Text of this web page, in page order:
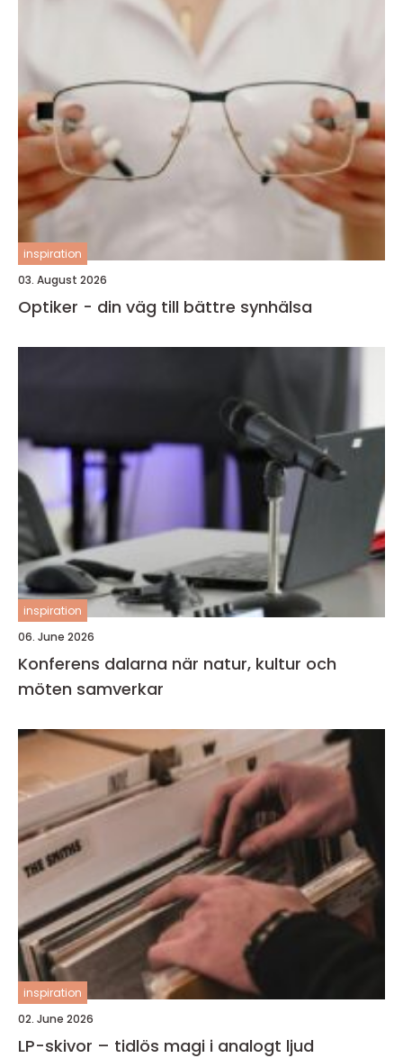
inspiration
03. August 2026
Optiker - din väg till bättre synhälsa
inspiration
06. June 2026
Konferens dalarna när natur, kultur och
möten samverkar
inspiration
02. June 2026
LP-skivor – tidlös magi i analogt ljud